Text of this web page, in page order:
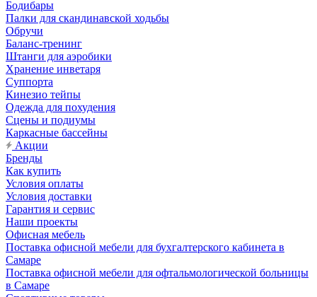
Бодибары
Палки для скандинавской ходьбы
Обручи
Баланс-тренинг
Штанги для аэробики
Хранение инветаря
Суппорта
Кинезио тейпы
Одежда для похудения
Сцены и подиумы
Каркасные бассейны
Акции
Бренды
Как купить
Условия оплаты
Условия доставки
Гарантия и сервис
Наши проекты
Офисная мебель
Поставка офисной мебели для бухгалтерского кабинета в
Самаре
Поставка офисной мебели для офтальмологической больницы
в Самаре